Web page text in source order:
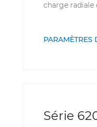
charge
frottement,
Série